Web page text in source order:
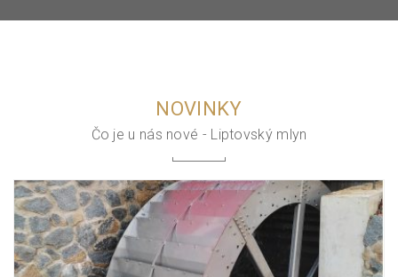
NOVINKY
Čo je u nás nové - Liptovský mlyn